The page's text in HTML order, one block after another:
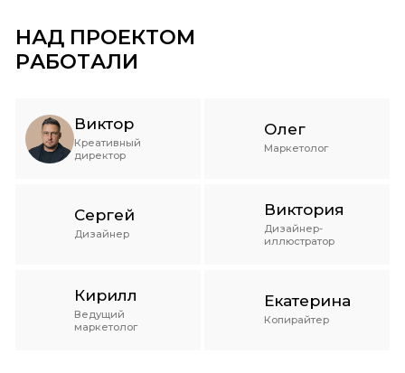
НАД ПРОЕКТОМ
РАБОТАЛИ
Виктор
Креативный
директор
Олег
Маркетолог
Сергей
Дизайнер
Виктория
Дизайнер-
иллюстратор
Кирилл
Ведущий
маркетолог
Екатерина
Копирайтер